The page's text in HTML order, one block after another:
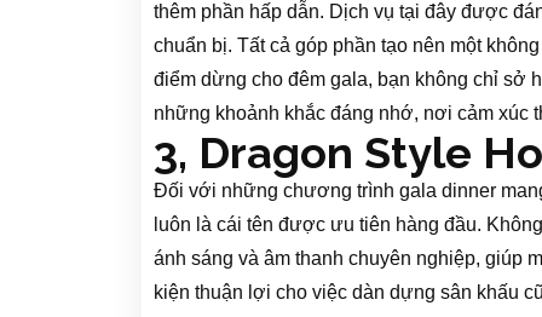
thêm phần hấp dẫn. Dịch vụ tại đây được
chuẩn bị. Tất cả góp phần tạo nên một
điểm dừng cho đêm gala, bạn không chỉ sở
những khoảnh khắc đáng nhớ, nơi cảm xúc
3, Dragon Style
Đối với những chương trình gala dinner
luôn là cái tên được ưu tiên hàng đầu.
ánh sáng và âm thanh chuyên nghiệp, giúp
kiện thuận lợi cho việc dàn dựng sân khấu